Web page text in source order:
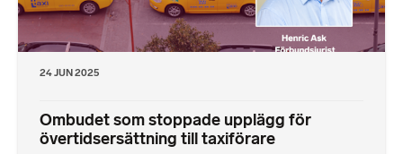
24 JUN 2025
Ombudet som stoppade upplägg för
övertidsersättning till taxiförare